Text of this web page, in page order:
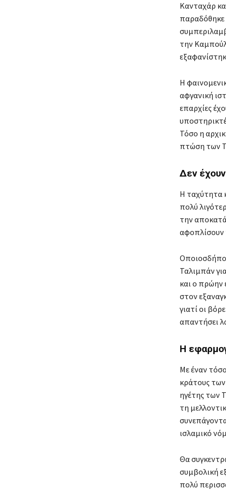
Κανταχάρ
παραδόθηκε
την
Η
αφγανική
επαρχίες
Τόσο η
πτώση των
Δεν
Η ταχύτητα
πολύ
την
αφοπλίσουν
Ταλιμπάν
και ο πρώην
στον
γιατί οι
απαντήσει
Η
Με έναν
κράτους
ηγέτης των
τη
ισλαμικό
Θα
συμβολική
πολύ